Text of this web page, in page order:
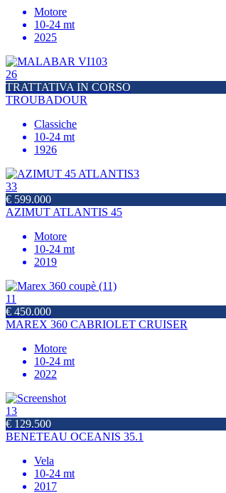
Motore
10-24 mt
2025
26
TRATTATIVA IN CORSO
TROUBADOUR
Classiche
10-24 mt
1926
33
€ 599.000
AZIMUT ATLANTIS 45
Motore
10-24 mt
2019
11
€ 450.000
MAREX 360 CABRIOLET CRUISER
Motore
10-24 mt
2022
13
€ 129.500
BENETEAU OCEANIS 35.1
Vela
10-24 mt
2017